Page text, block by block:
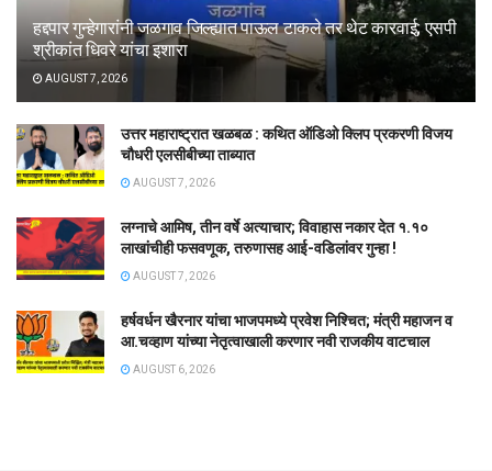
हद्दपार गुन्हेगारांनी जळगाव जिल्ह्यात पाऊल टाकले तर थेट कारवाई; एसपी
श्रीकांत धिवरे यांचा इशारा
AUGUST 7, 2026
उत्तर महाराष्ट्रात खळबळ : कथित ऑडिओ क्लिप प्रकरणी विजय
चौधरी एलसीबीच्या ताब्यात
AUGUST 7, 2026
लग्नाचे आमिष, तीन वर्षे अत्याचार; विवाहास नकार देत १.१०
लाखांचीही फसवणूक, तरुणासह आई-वडिलांवर गुन्हा !
AUGUST 7, 2026
हर्षवर्धन खैरनार यांचा भाजपमध्ये प्रवेश निश्चित; मंत्री महाजन व
आ.चव्हाण यांच्या नेतृत्वाखाली करणार नवी राजकीय वाटचाल
AUGUST 6, 2026